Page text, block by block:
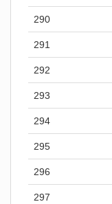
290
291
292
293
294
295
296
297